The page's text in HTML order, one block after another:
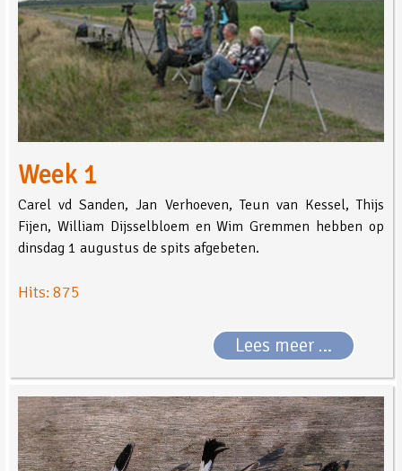
Week 1
Carel vd Sanden, Jan Verhoeven, Teun van Kessel, Thijs
Fijen, William Dijsselbloem en Wim Gremmen hebben op
dinsdag 1 augustus de spits afgebeten.
Hits: 875
Lees meer …